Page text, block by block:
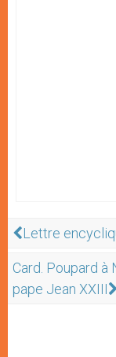
Lettre
Card. Poupard à
pape Jean XXIII